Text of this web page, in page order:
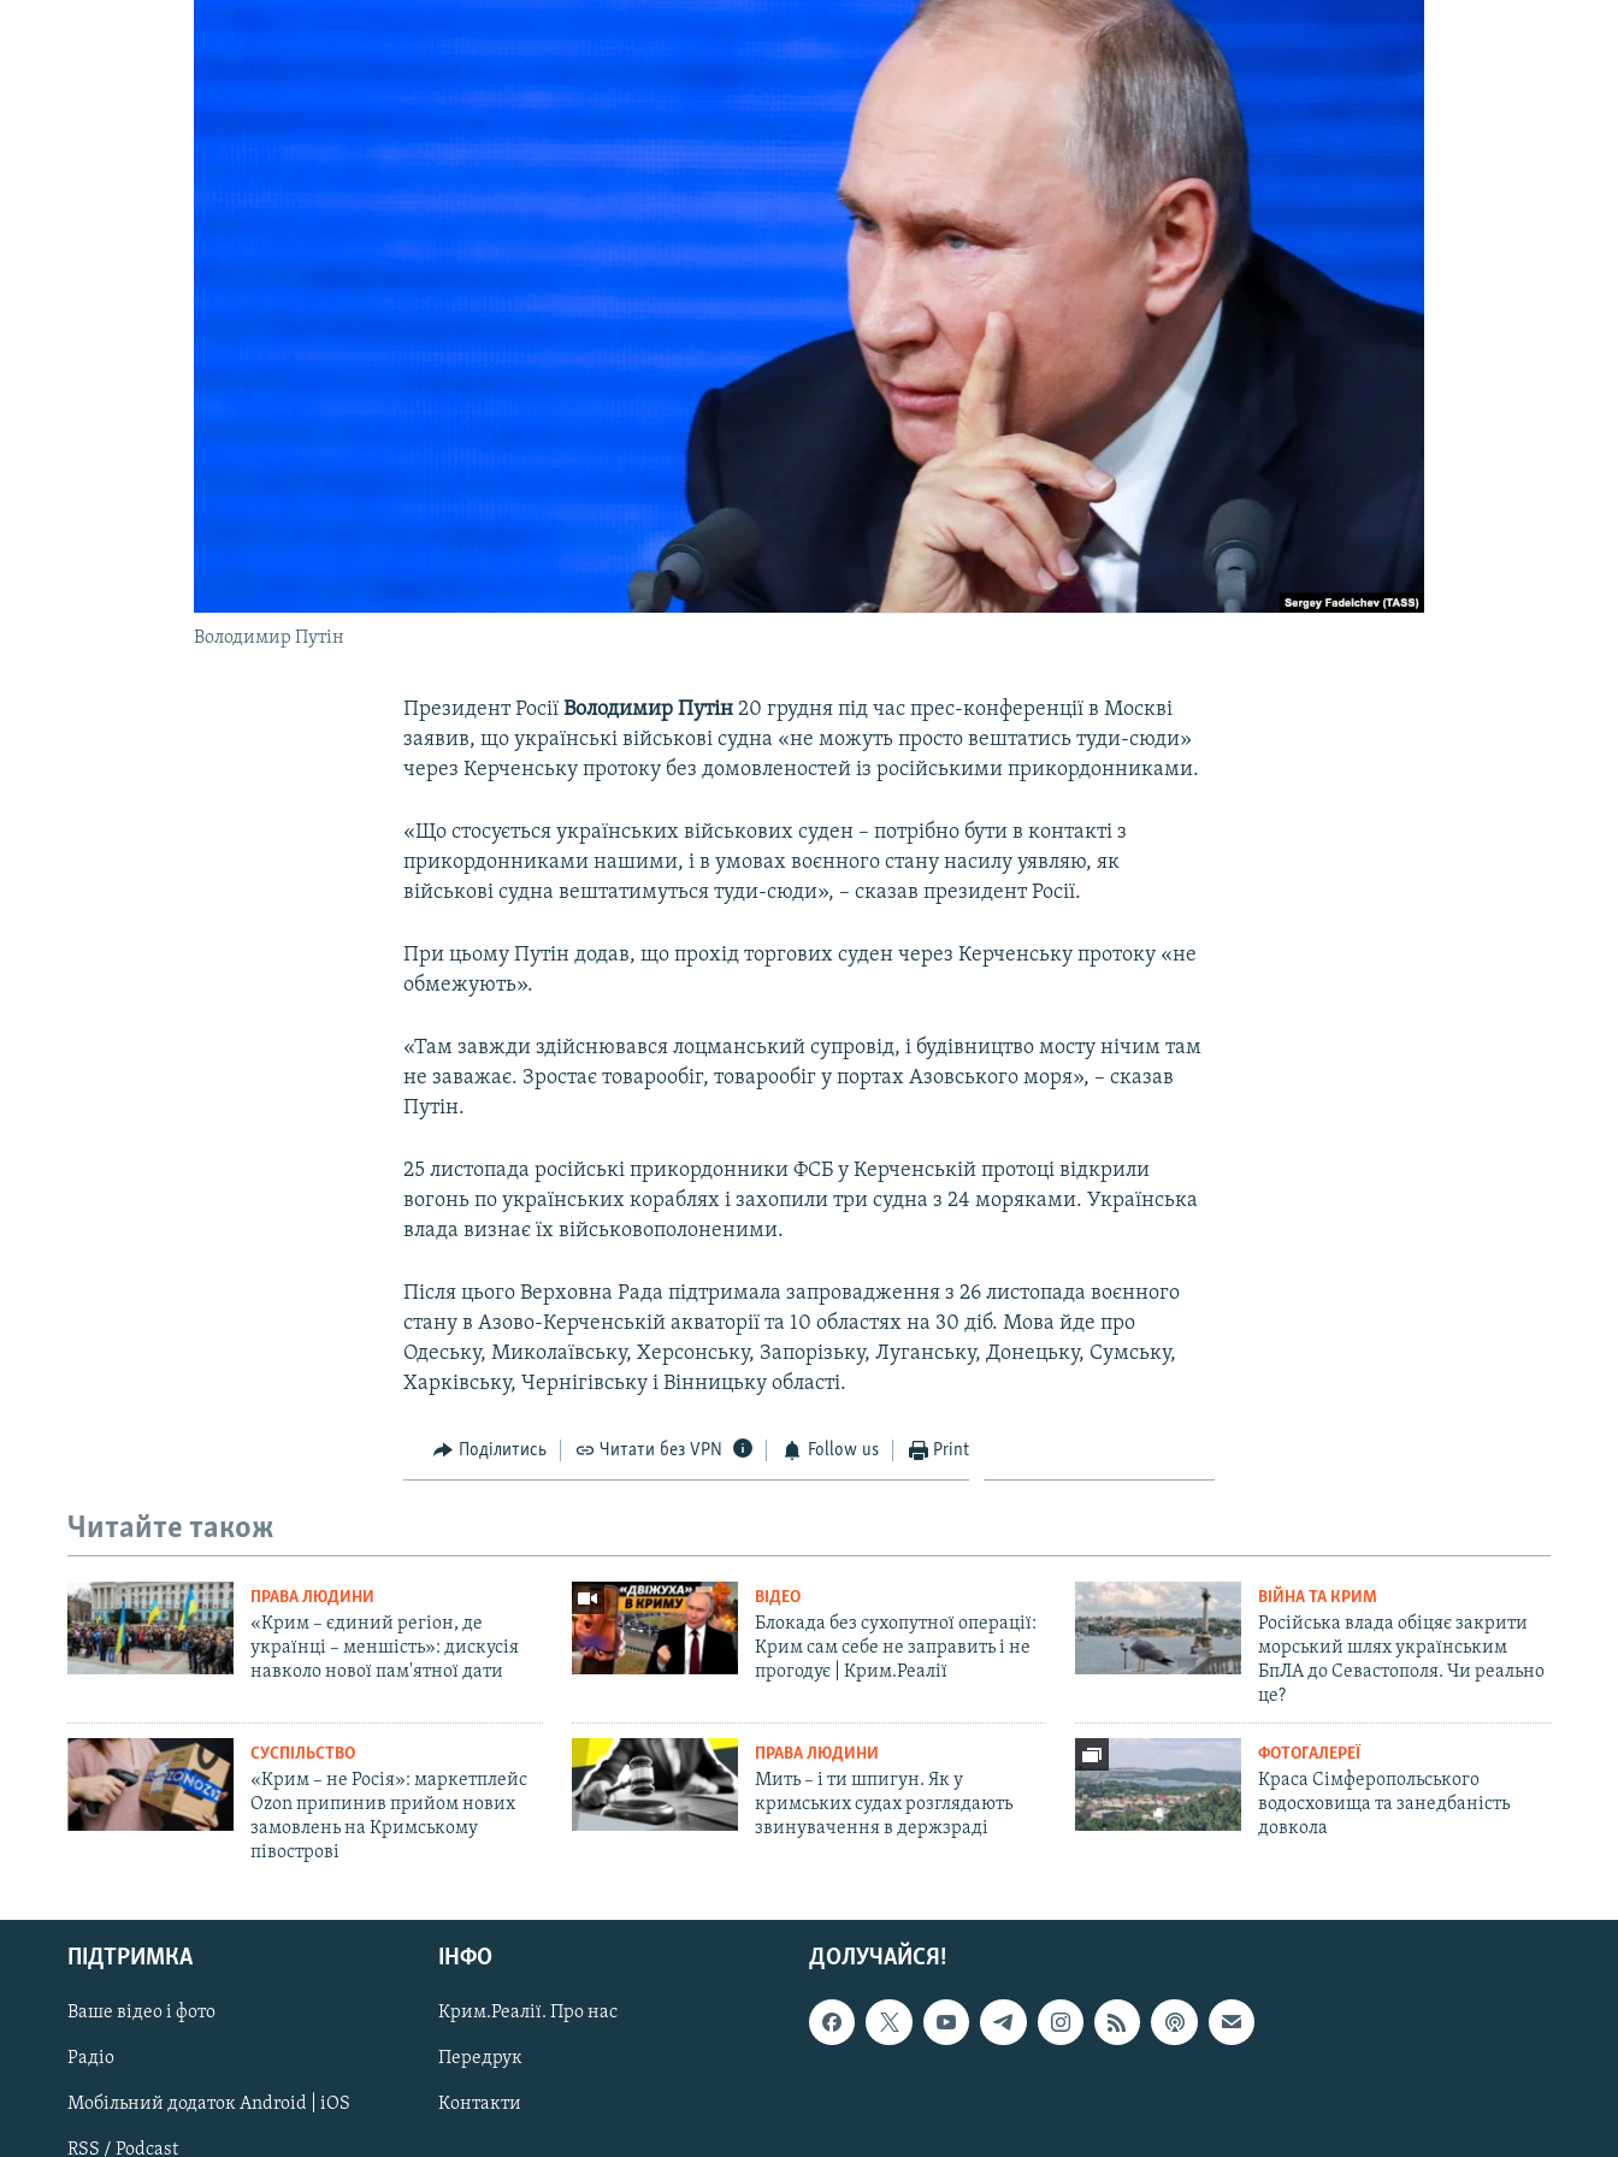
Русский
Qırımtatar
ДОЛУЧАЙСЯ!
Володимир Путін
Президент РосіїВолодимир Путін 20 грудня під час прес-конференції в Москві
заявив, що українські військові судна «не можуть просто вештатись туди-сюди»
через Керченську протоку без домовленостей із російськими прикордонниками.
«Що стосується українських військових суден – потрібно бути в контакті з
прикордонниками нашими, і в умовах воєнного стану насилу уявляю, як
військові судна вештатимуться туди-сюди», – сказав президент Росії.
При цьому Путін додав, що прохід торгових суден через Керченську протоку «не
обмежують».
«Там завжди здійснювався лоцманський супровід, і будівництво мосту нічим там
не заважає. Зростає товарообіг, товарообіг у портах Азовського моря», – сказав
Путін.
25 листопада російські прикордонники ФСБ у Керченській протоці відкрили
вогонь по українських кораблях і захопили три судна з 24 моряками. Українська
влада визнає їх військовополоненими.
Після цього Верховна Рада підтримала запровадження з 26 листопада воєнного
стану в Азово-Керченській акваторії та 10 областях на 30 діб. Мова йде про
Одеську, Миколаївську, Херсонську, Запорізьку, Луганську, Донецьку, Сумську,
Харківську, Чернігівську і Вінницьку області.
Поділитись Читати без VPN Follow us Print
Читайте також
ПРАВА ЛЮДИНИ
«Крим – єдиний регіон, де
українці – меншість»: дискусія
навколо нової пам'ятної дати
ВІДЕО
Блокада без сухопутної операції:
Крим сам себе не заправить і не
прогодує | Крим.Реалії
ВІЙНА ТА КРИМ
Російська влада обіцяє закрити
морський шлях українським
БпЛА до Севастополя. Чи реально
це?
СУСПІЛЬСТВО
«Крим – не Росія»: маркетплейс
Ozon припинив прийом нових
замовлень на Кримському
півострові
ПРАВА ЛЮДИНИ
Мить – і ти шпигун. Як у
кримських судах розглядають
звинувачення в держзраді
ФОТОГАЛЕРЕЇ
Краса Сімферопольського
водосховища та занедбаність
довкола
ДОЛУЧАЙСЯ!
ПІДТРИМКА
Ваше відео і фото
Радіо
Мобільний додаток Android | iOS
RSS / Podcast
ІНФО
Крим.Реалії. Про нас
Передрук
Контакти